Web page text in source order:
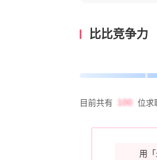
比比竞争力
目前共有 位求
用